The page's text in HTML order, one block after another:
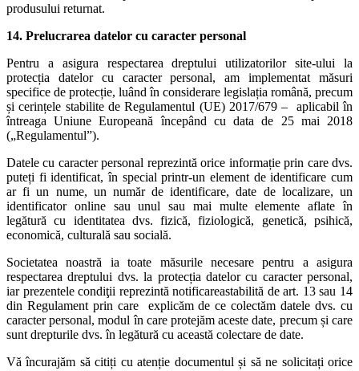
produsului returnat.
14. Prelucrarea datelor cu caracter personal
Pentru a asigura respectarea dreptului utilizatorilor site-ului la
protecția datelor cu caracter personal, am implementat măsuri
specifice de protecție, luând în considerare legislația română, precum
și cerințele stabilite de Regulamentul (UE) 2017/679 – aplicabil în
întreaga Uniune Europeană începând cu data de 25 mai 2018
(„Regulamentul”).
Datele cu caracter personal reprezintă orice informație prin care dvs.
puteți fi identificat, în special printr-un element de identificare cum
ar fi un nume, un număr de identificare, date de localizare, un
identificator online sau unul sau mai multe elemente aflate în
legătură cu identitatea dvs. fizică, fiziologică, genetică, psihică,
economică, culturală sau socială.
Societatea noastră ia toate măsurile necesare pentru a asigura
respectarea dreptului dvs. la protecția datelor cu caracter personal,
iar prezentele condiţii reprezintă notificareastabilită de art. 13 sau 14
din Regulament prin care explicăm de ce colectăm datele dvs. cu
caracter personal, modul în care protejăm aceste date, precum și care
sunt drepturile dvs. în legătură cu această colectare de date.
Vă încurajăm să citiți cu atenție documentul și să ne solicitați orice